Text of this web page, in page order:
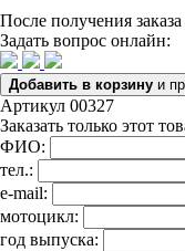
После получения заказа
Задать вопрос онлайн:
Добавить в корзину и
Артикул 00327
Заказать только этот
ФИО:
тел.:
e-mail:
мотоцикл:
год выпуска: